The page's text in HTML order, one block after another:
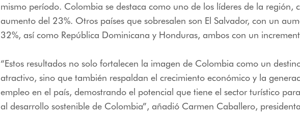
mismo período. Colombia se destaca como uno de los líderes de la región,
aumento del 23%. Otros países que sobresalen son El Salvador, con un
32%, así como República Dominicana y Honduras, ambos con un
“Estos resultados no solo fortalecen la imagen de Colombia como un
atractivo, sino que también respaldan el crecimiento económico y la
empleo en el país, demostrando el potencial que tiene el sector turístico
al desarrollo sostenible de Colombia”, añadió Carmen Caballero,